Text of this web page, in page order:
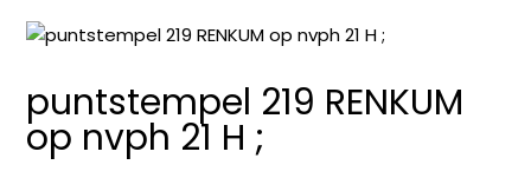
puntstempel 219 RENKUM
op nvph 21 H ;